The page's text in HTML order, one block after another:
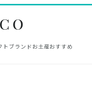
トブランドお土産おすすめ